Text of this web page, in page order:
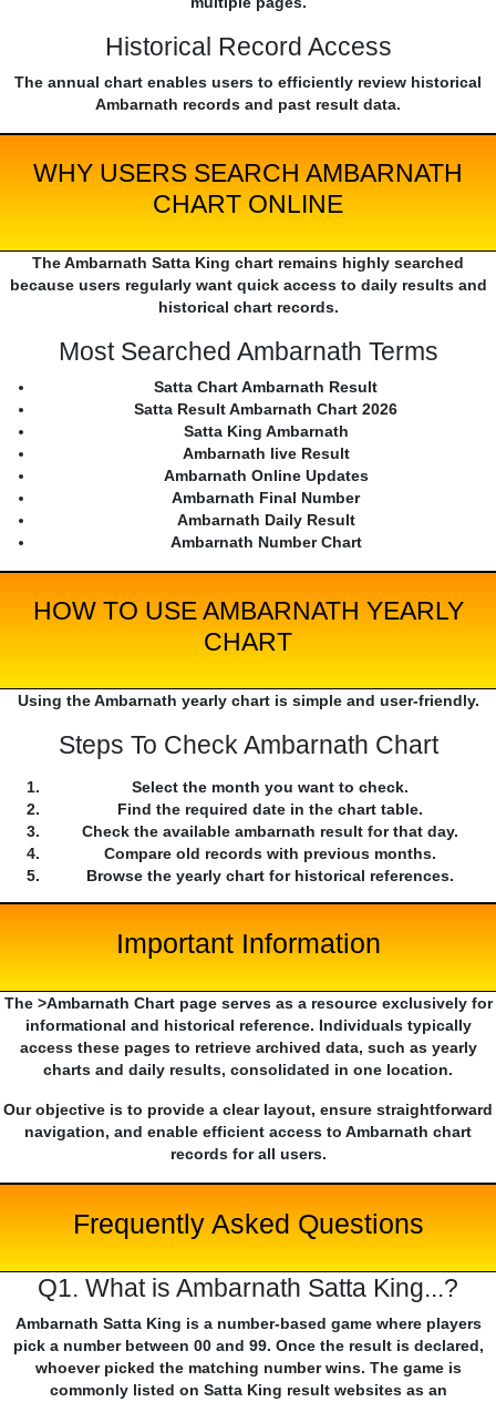
Historical Record Access
The annual chart enables users to efficiently review historical
Ambarnath records and past result data.
WHY USERS SEARCH AMBARNATH
CHART ONLINE
The Ambarnath Satta King chart remains highly searched
because users regularly want quick access to daily results and
historical chart records.
Most Searched Ambarnath Terms
Satta Chart Ambarnath Result
Satta Result Ambarnath Chart 2026
Satta King Ambarnath
Ambarnath live Result
Ambarnath Online Updates
Ambarnath Final Number
Ambarnath Daily Result
Ambarnath Number Chart
HOW TO USE AMBARNATH YEARLY
CHART
Using the Ambarnath yearly chart is simple and user-friendly.
Steps To Check Ambarnath Chart
Select the month you want to check.
Find the required date in the chart table.
Check the available ambarnath result for that day.
Compare old records with previous months.
Browse the yearly chart for historical references.
Important Information
The >Ambarnath Chart page serves as a resource exclusively for
informational and historical reference. Individuals typically
access these pages to retrieve archived data, such as yearly
charts and daily results, consolidated in one location.
Our objective is to provide a clear layout, ensure straightforward
navigation, and enable efficient access to Ambarnath chart
records for all users.
Frequently Asked Questions
Q1. What is Ambarnath Satta King...?
Ambarnath Satta King is a number-based game where players
pick a number between 00 and 99. Once the result is declared,
whoever picked the matching number wins. The game is
commonly listed on Satta King result websites as an